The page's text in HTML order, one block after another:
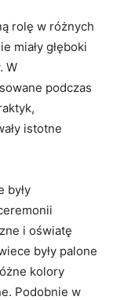
rolę w różnych
miały głęboki
W
podczas
istotne
były
i oświatę
były palone
kolory
Podobnie w